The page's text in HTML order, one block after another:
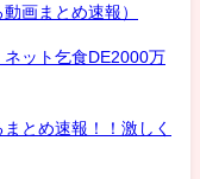
画まとめ速報）
ット乞食DE2000万
とめ速報！！激しく